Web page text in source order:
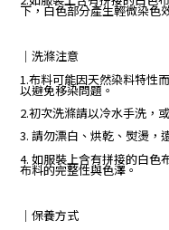
下，白色部分產生輕微染色
｜ 洗滌注意
1.布料可能因天然染料特性
以避免移染問題。
2.初次洗滌請以冷水手洗，
3. 請勿漂白、烘乾、熨燙，
4. 如服裝上含有拼接的白色
布料的完整性與色澤。
｜保養方式